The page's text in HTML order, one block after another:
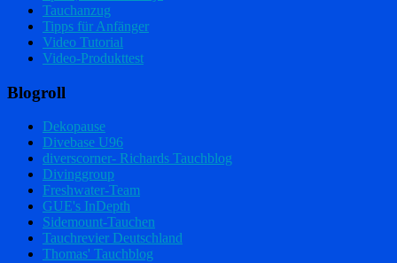
Tauchanzug
Tipps für Anfänger
Video Tutorial
Video-Produkttest
Blogroll
Dekopause
Divebase U96
diverscorner- Richards Tauchblog
Divinggroup
Freshwater-Team
GUE's InDepth
Sidemount-Tauchen
Tauchrevier Deutschland
Thomas' Tauchblog